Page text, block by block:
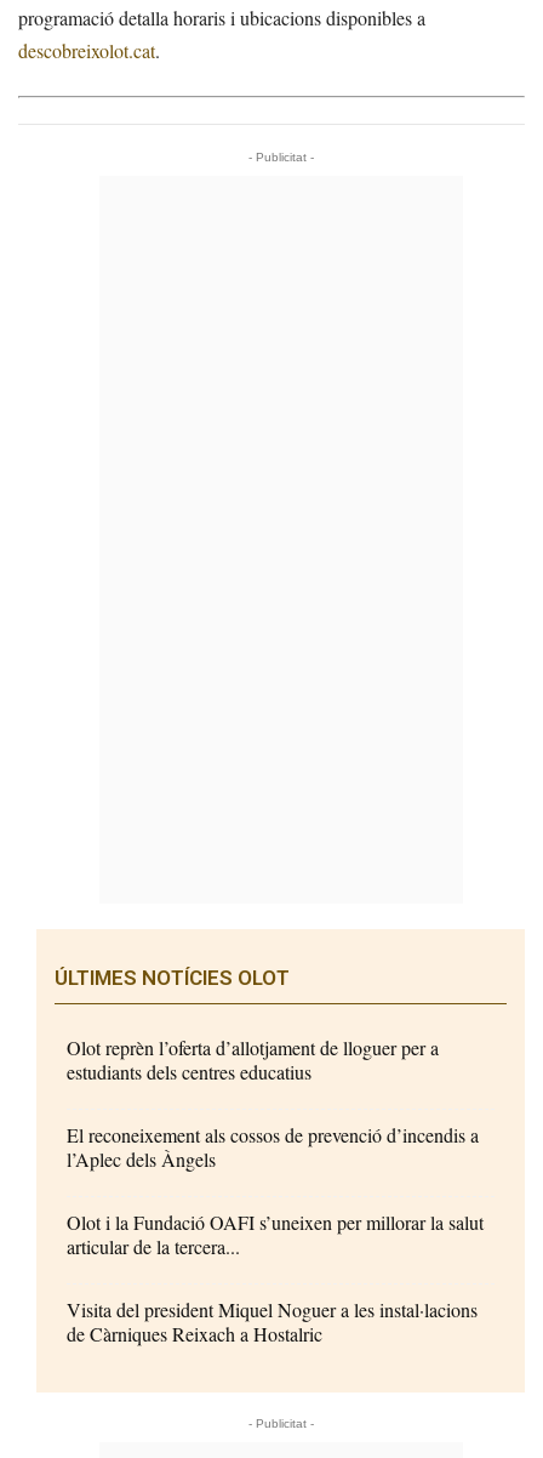
programació detalla horaris i ubicacions disponibles a
descobreixolot.cat.
- Publicitat -
ÚLTIMES NOTÍCIES OLOT
Olot reprèn l’oferta d’allotjament de lloguer per a
estudiants dels centres educatius
El reconeixement als cossos de prevenció d’incendis a
l’Aplec dels Àngels
Olot i la Fundació OAFI s’uneixen per millorar la salut
articular de la tercera...
Visita del president Miquel Noguer a les instal·lacions
de Càrniques Reixach a Hostalric
- Publicitat -